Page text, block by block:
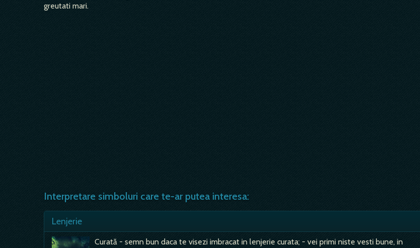
greutati mari.
Interpretare simboluri care te-ar putea interesa:
Lenjerie
Curată - semn bun daca te visezi imbracat in lenjerie curata; - vei primi niste vesti bune, in